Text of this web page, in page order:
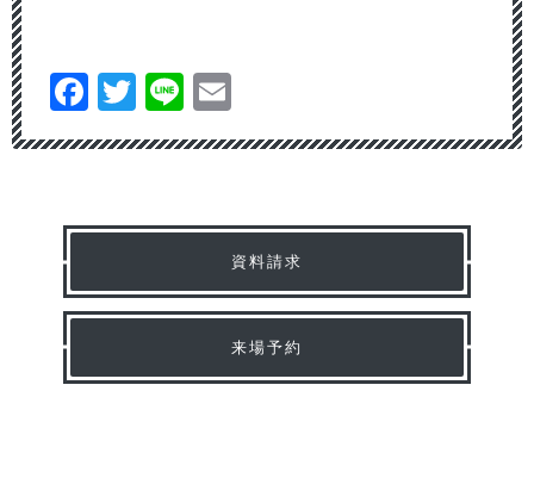
Facebook
Twitter
LineEmail
資料請求
来場予約